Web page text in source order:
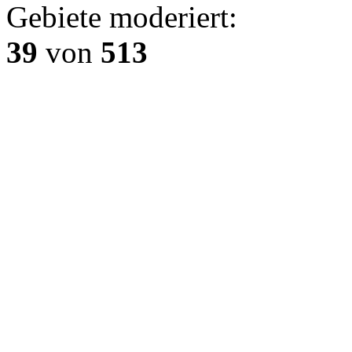
Gebiete moderiert:
39 von 513